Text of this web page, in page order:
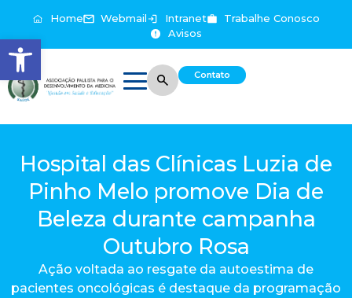
Abrir a barra de ferramentas
Home Webmail Intranet
Trabalhe Conosco
Avisos
Contato
Hospital das Clínicas Luzia de
Pinho Melo promove Dia de
Beleza durante campanha
Outubro Rosa
Ação voltada ao resgate da autoestima de
pacientes oncológicas é destaque da programação